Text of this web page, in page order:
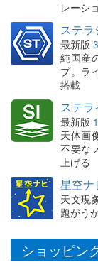
レーシ
ステ
最新版
純国産
プ。ラ
搭載
ステ
最新版
天体画
不要な
上げる
星空ナ
天文現
題がう
ショッピン